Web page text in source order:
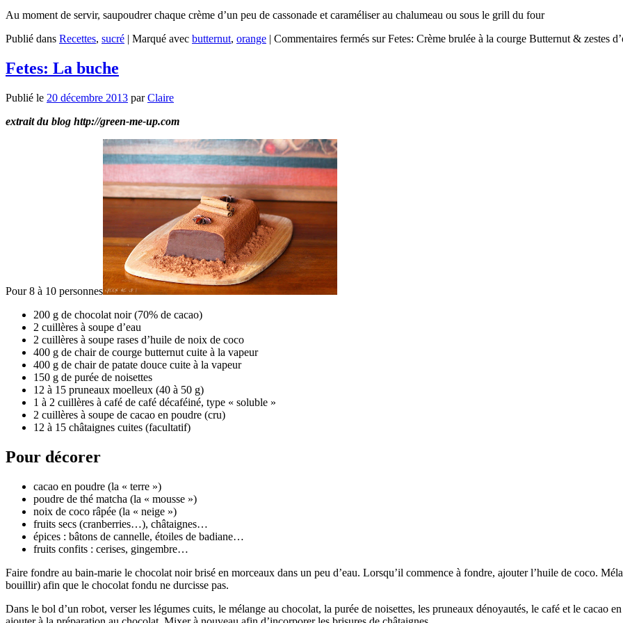
Au moment de servir, saupoudrer chaque crème d’un peu de cassonade et caraméliser au chalumeau ou sous le grill du four
Publié dans Recettes, sucré Marqué avec butternut, orange Commentaires fermés sur Fetes: Crème brulée à la courge Butternut & zestes
Fetes: La buche
Publié le 20 décembre 2013 par Claire
extrait du blog http://green-me-up.com
Pour 8 à 10 personnes
200 g de chocolat noir (70% de cacao)
2 cuillères à soupe d’eau
2 cuillères à soupe rases d’huile de noix de coco
400 g de chair de courge butternut cuite à la vapeur
400 g de chair de patate douce cuite à la vapeur
150 g de purée de noisettes
12 à 15 pruneaux moelleux (40 à 50 g)
1 à 2 cuillères à café de café décaféiné, type « soluble »
2 cuillères à soupe de cacao en poudre (cru)
12 à 15 châtaignes cuites (facultatif)
Pour décorer
cacao en poudre (la « terre »)
poudre de thé matcha (la « mousse »)
noix de coco râpée (la « neige »)
fruits secs (cranberries…), châtaignes…
épices : bâtons de cannelle, étoiles de badiane…
fruits confits : cerises, gingembre…
Faire fondre au bain-marie le chocolat noir brisé en morceaux dans un peu d’eau. Lorsqu’il commence à fondre, ajouter l’huile de coco.
bouillir) afin que le chocolat fondu ne durcisse pas.
Dans le bol d’un robot, verser les légumes cuits, le mélange au chocolat, la purée de noisettes, les pruneaux dénoyautés, le café et le cacao